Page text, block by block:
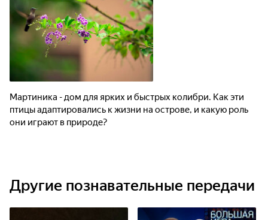
Мартиника - дом для ярких и быстрых колибри. Как эти
птицы адаптировались к жизни на острове, и какую роль
они играют в природе?
Другие познавательные передачи